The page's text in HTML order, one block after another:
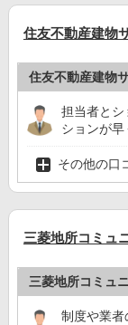
住友不動産建物
住友不動産建物
担当者とシ
ションが早
その他の口
三菱地所コミュ
三菱地所コミュ
制度や業